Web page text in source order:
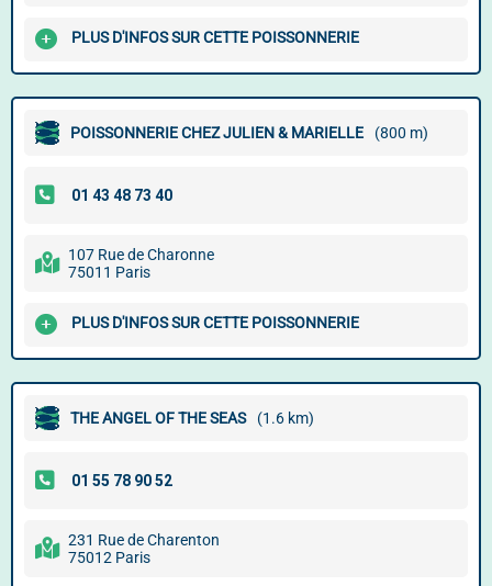
PLUS D'INFOS SUR CETTE POISSONNERIE
POISSONNERIE CHEZ JULIEN & MARIELLE (800 m)
107 Rue de Charonne
75011 Paris
PLUS D'INFOS SUR CETTE POISSONNERIE
THE ANGEL OF THE SEAS (1.6 km)
231 Rue de Charenton
75012 Paris